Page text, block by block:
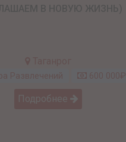
Развлечений 600 000₽
Подробнее